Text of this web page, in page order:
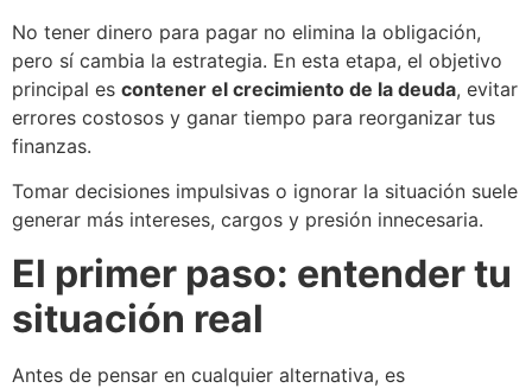
No tener dinero para pagar no elimina la obligación,
pero sí cambia la estrategia. En esta etapa, el objetivo
principal es contener el crecimiento de la deuda, evitar
errores costosos y ganar tiempo para reorganizar tus
finanzas.
Tomar decisiones impulsivas o ignorar la situación suele
generar más intereses, cargos y presión innecesaria.
El primer paso: entender tu
situación real
Antes de pensar en cualquier alternativa, es